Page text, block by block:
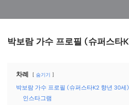
박보람 가수 프로필 (슈퍼스타
차례 숨기기
박보람 가수 프로필 (슈퍼스타K2 향년 30세)
인스타그램